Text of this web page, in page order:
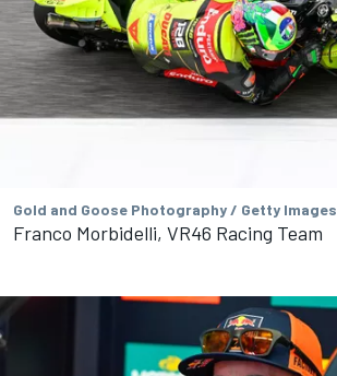
Gold and Goose Photography / Getty Images
Franco Morbidelli, VR46 Racing Team